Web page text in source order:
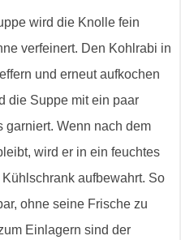
wird die Knolle fein
verfeinert. Den Kohlrabi in
und erneut aufkochen
die Suppe mit ein paar
garniert. Wenn nach dem
wird er in ein feuchtes
aufbewahrt. So
ohne seine Frische zu
Einlagern sind der